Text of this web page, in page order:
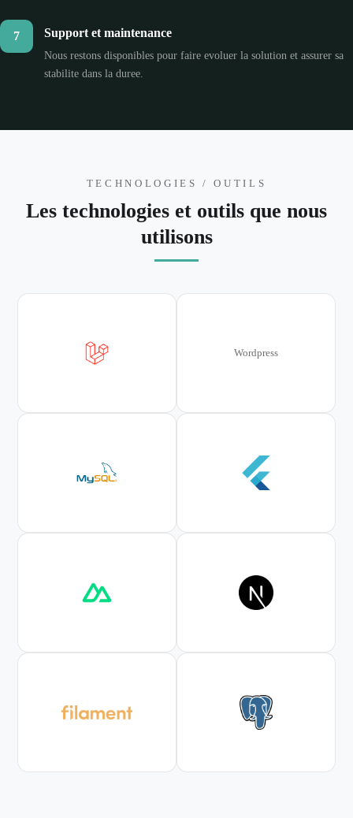
7 Support et maintenance
Nous restons disponibles pour faire evoluer la solution et assurer sa
stabilite dans la duree.
TECHNOLOGIES / OUTILS
Les technologies et outils que nous
utilisons
Wordpress